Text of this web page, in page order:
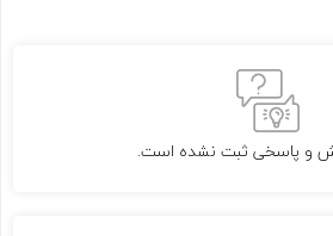
و پاسخی ثبت نشده است.